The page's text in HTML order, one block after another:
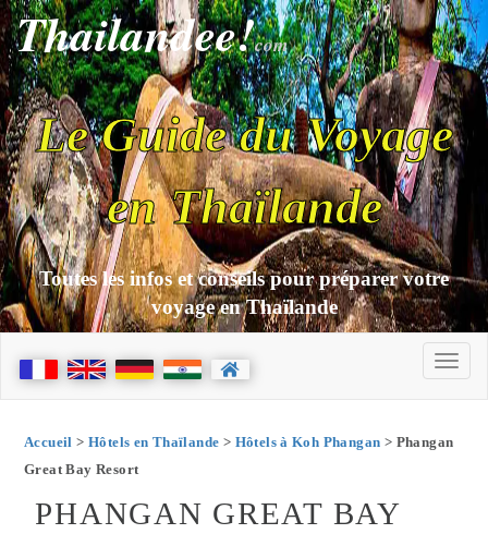
Thailandee!com
Le Guide du Voyage
en Thaïlande
Toutes les infos et conseils pour préparer votre
voyage en Thaïlande
Accueil > Hôtels en Thaïlande > Hôtels à Koh Phangan > Phangan
Great Bay Resort
PHANGAN GREAT BAY